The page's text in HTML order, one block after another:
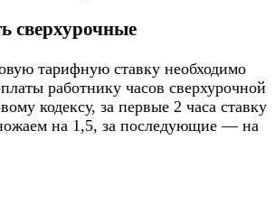
сверхурочные
тарифную ставку необходимо
работнику часов сверхурочной
кодексу, за первые 2 часа ставку
на 1,5, за последующие — на